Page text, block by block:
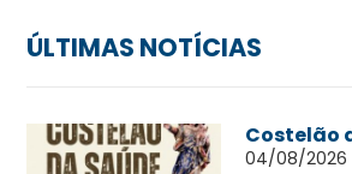
ÚLTIMAS NOTÍCIAS
Costelão
04/08/2026